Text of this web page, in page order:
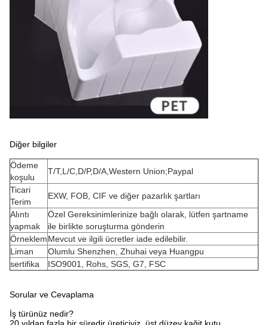
Diğer bilgiler
Ödeme
koşulu
T/T,L/C,D/P,D/A,Western Union;Paypal
Ticari
Terim
EXW, FOB, CIF ve diğer pazarlık şartları
Alıntı
yapmak
Özel Gereksinimlerinize bağlı olarak, lütfen şartname
ile birlikte soruşturma gönderin
ÖrneklemMevcut ve ilgili ücretler iade edilebilir.
Liman
Olumlu Shenzhen, Zhuhai veya Huangpu
sertifika
ISO9001, Rohs, SGS, G7, FSC
Sorular ve Cevaplama
İş türünüz nedir?